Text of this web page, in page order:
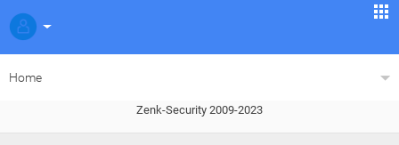
Home
Zenk-Security 2009-2023